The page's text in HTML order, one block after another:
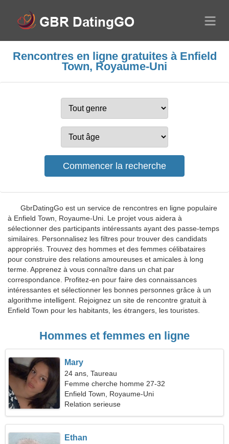
Rencontres en ligne gratuites à Enfield
Town, Royaume-Uni
GbrDatingGo est un service de rencontres en ligne populaire
à Enfield Town, Royaume-Uni. Le projet vous aidera à
sélectionner des participants intéressants ayant des passe-temps
similaires. Personnalisez les filtres pour trouver des candidats
appropriés. Trouvez des hommes et des femmes célibataires
pour construire des relations amoureuses et amicales à long
terme. Apprenez à vous connaître dans un chat par
correspondance. Profitez-en pour faire des connaissances
intéressantes et sélectionner les bonnes personnes grâce à un
algorithme intelligent. Rejoignez un site de rencontre gratuit à
Enfield Town pour les habitants, les étrangers, les touristes.
Hommes et femmes en ligne
Mary
24 ans, Taureau
Femme cherche homme 27-32
Enfield Town, Royaume-Uni
Relation serieuse
Ethan